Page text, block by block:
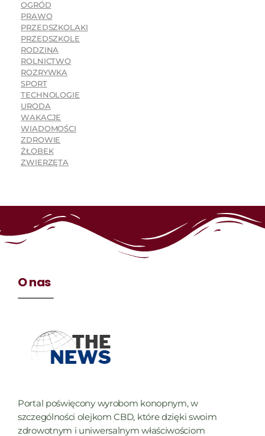
OGRÓD
PRAWO
PRZEDSZKOLAKI
PRZEDSZKOLE
RODZINA
ROLNICTWO
ROZRYWKA
SPORT
TECHNOLOGIE
URODA
WAKACJE
WIADOMOŚCI
ZDROWIE
ŻŁOBEK
ZWIERZĘTA
O nas
Portal poświęcony wyrobom konopnym, w
szczególności olejkom CBD, które dzięki swoim
zdrowotnym i uniwersalnym właściwościom